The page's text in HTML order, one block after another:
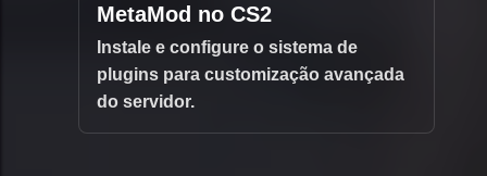
MetaMod no CS2
Instale e configure o sistema de
plugins para customização avançada
do servidor.